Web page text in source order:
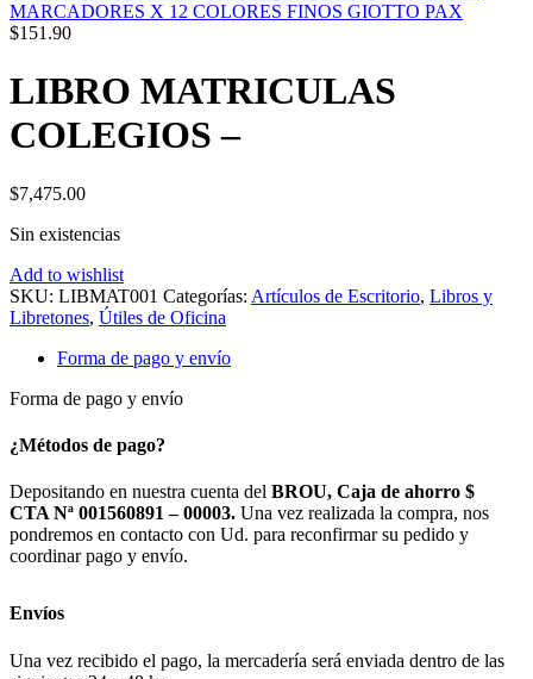
MARCADORES X 12 COLORES FINOS GIOTTO PAX
$151.90
LIBRO MATRICULAS
COLEGIOS –
$7,475.00
Sin existencias
Add to wishlist
SKU: LIBMAT001 Categorías: Artículos de Escritorio, Libros y
Libretones, Útiles de Oficina
Forma de pago y envío
Forma de pago y envío
¿Métodos de pago?
Depositando en nuestra cuenta del BROU, Caja de ahorro $
CTA Nª 001560891 – 00003. Una vez realizada la compra, nos
pondremos en contacto con Ud. para reconfirmar su pedido y
coordinar pago y envío.
Envíos
Una vez recibido el pago, la mercadería será enviada dentro de las